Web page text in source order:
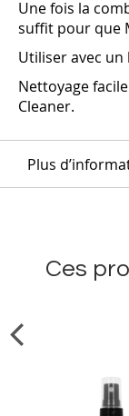
Une fois la
suffit pour que
Utiliser avec
Nettoyage
Cleaner.
Plus
Ces